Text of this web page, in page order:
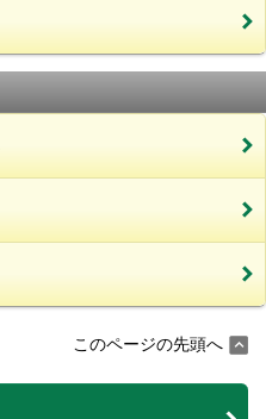
このページの先頭へ